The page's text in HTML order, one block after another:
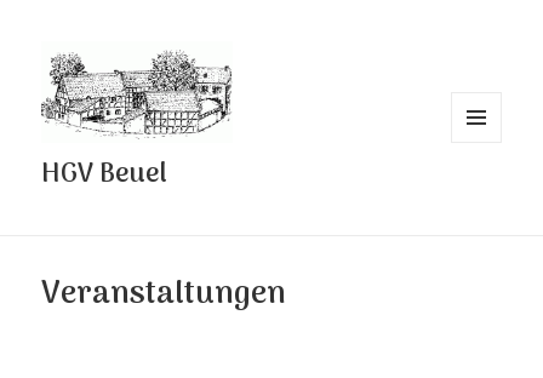
HGV Beuel
Veranstaltungen